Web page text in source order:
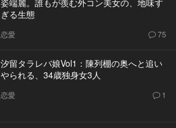
ぎる生態
恋愛 75
汐留タラレバ娘Vol1：陳列棚の奥へと追い
やられる、34歳独身女3人
恋愛 1